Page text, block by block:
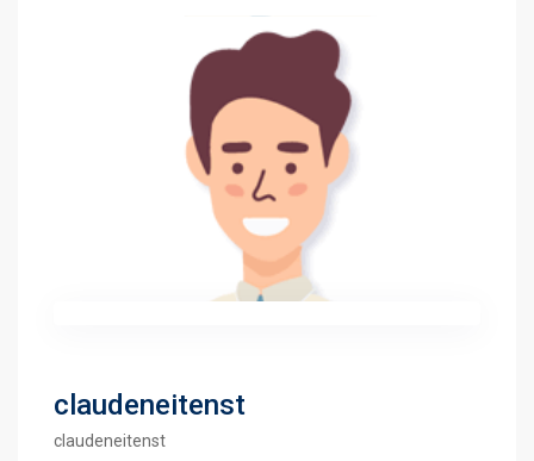
claudeneitenst
claudeneitenst